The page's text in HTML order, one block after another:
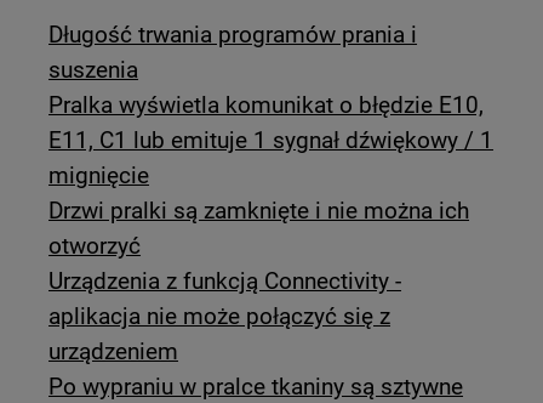
Długość trwania programów prania i
suszenia
Pralka wyświetla komunikat o błędzie E10,
E11, C1 lub emituje 1 sygnał dźwiękowy / 1
mignięcie
Drzwi pralki są zamknięte i nie można ich
otworzyć
Urządzenia z funkcją Connectivity -
aplikacja nie może połączyć się z
urządzeniem
Po wypraniu w pralce tkaniny są sztywne